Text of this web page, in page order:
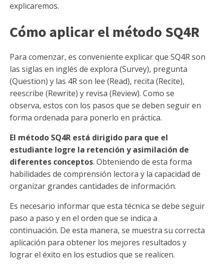
explicaremos.
Cómo aplicar el método SQ4R
Para comenzar, es conveniente explicar que SQ4R son
las siglas en inglés de explora (Survey), pregunta
(Question) y las 4R son lee (Read), recita (Recite),
reescribe (Rewrite) y revisa (Review). Como se
observa, estos con los pasos que se deben seguir en
forma ordenada para ponerlo en práctica.
El método SQ4R está dirigido para que el
estudiante logre la retención y asimilación de
diferentes conceptos. Obteniendo de esta forma
habilidades de comprensión lectora y la capacidad de
organizar grandes cantidades de información.
Es necesario informar que esta técnica se debe seguir
paso a paso y en el orden que se indica a
continuación. De esta manera, se muestra su correcta
aplicación para obtener los mejores resultados y
lograr el éxito en los estudios que se realicen.